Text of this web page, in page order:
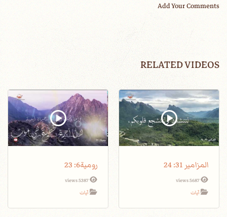
Add Your Comments
RELATED VIDEOS
المزامير 31: 24
5687 views
آيات
رومية6: 23
5387 views
آيات